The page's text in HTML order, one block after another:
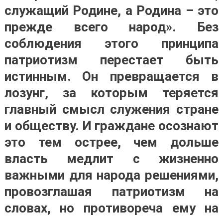
служащий Родине, а Родина – это
прежде всего народ». Без
соблюдения этого принципа
патриотизм перестает быть
истинным. Он превращается в
лозунг, за которым теряется
главный смысл служения стране
и обществу. И граждане осознают
это тем острее, чем дольше
власть медлит с жизненно
важными для народа решениями,
провозглашая патриотизм на
словах, но противореча ему на